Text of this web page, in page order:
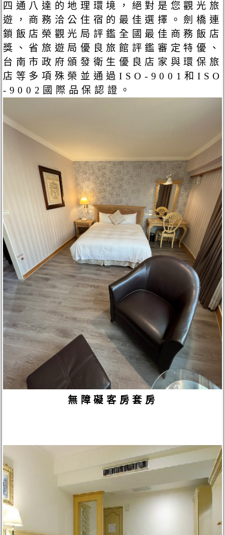
四通八達的地理環境，絕對是您觀光旅
遊，商務洽公住宿的最佳選擇。劍橋連
鎖飯店榮觀光局評鑑全國最佳商務飯店
獎、省旅遊局優良旅館評鑑審定特優、
台南市政府頒發衛生優良店家與環保旅
店等多項殊榮並通過ISO-9001和ISO
-9002國際品保認證。
無障礙客房套房